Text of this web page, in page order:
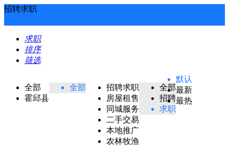
招聘求职
求职
排序
筛选
全部
霍邱县
全部
招聘求职
房屋租售
同城服务
二手交易
本地推广
农林牧渔
全部
招聘
求职
默认
最新
最热